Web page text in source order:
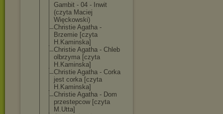
Gambit - 04 - Inwit
(czyta Maciej
Więckowski)
Christie Agatha -
Brzemie [czyta
H.Kaminska]
Christie Agatha - Chleb
olbrzyma [czyta
H.Kaminska]
Christie Agatha - Corka
jest corka [czyta
H.Kaminska]
Christie Agatha - Dom
przestepcow [czyta
M.Utta]